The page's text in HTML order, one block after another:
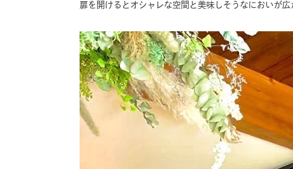
扉を開けるとオシャレな空間と美味しそうなにおいが